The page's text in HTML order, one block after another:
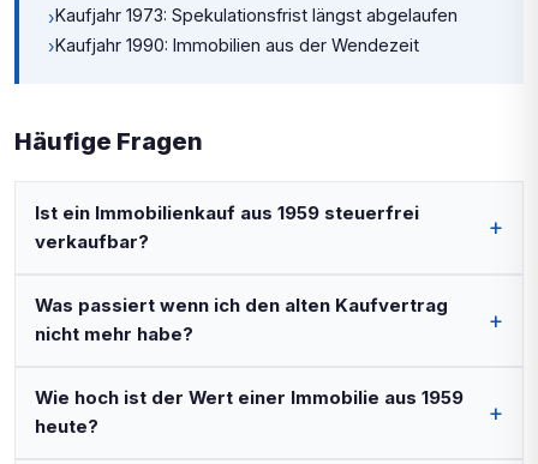
›Kaufjahr 1973: Spekulationsfrist längst abgelaufen
›Kaufjahr 1990: Immobilien aus der Wendezeit
Häufige Fragen
Ist ein Immobilienkauf aus 1959 steuerfrei
verkaufbar?
Was passiert wenn ich den alten Kaufvertrag
nicht mehr habe?
Wie hoch ist der Wert einer Immobilie aus 1959
heute?